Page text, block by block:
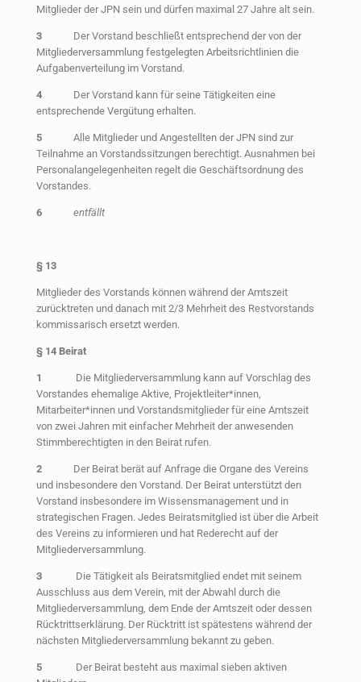
Mitglieder der JPN sein und dürfen maximal 27 Jahre alt sein.
3 Der Vorstand beschließt entsprechend der von der
Mitgliederversammlung festgelegten Arbeitsrichtlinien die
Aufgabenverteilung im Vorstand.
4 Der Vorstand kann für seine Tätigkeiten eine
entsprechende Vergütung erhalten.
5 Alle Mitglieder und Angestellten der JPN sind zur
Teilnahme an Vorstandssitzungen berechtigt. Ausnahmen bei
Personalangelegenheiten regelt die Geschäftsordnung des
Vorstandes.
6 entfällt
§ 13
Mitglieder des Vorstands können während der Amtszeit
zurücktreten und danach mit 2/3 Mehrheit des Restvorstands
kommissarisch ersetzt werden.
§ 14 Beirat
1
Die Mitgliederversammlung kann auf Vorschlag des
Vorstandes ehemalige Aktive, Projektleiter*innen,
Mitarbeiter*innen und Vorstandsmitglieder für eine Amtszeit
von zwei Jahren mit einfacher Mehrheit der anwesenden
Stimmberechtigten in den Beirat rufen.
2 Der Beirat berät auf Anfrage die Organe des Vereins
und insbesondere den Vorstand. Der Beirat unterstützt den
Vorstand insbesondere im Wissensmanagement und in
strategischen Fragen. Jedes Beiratsmitglied ist über die Arbeit
des Vereins zu informieren und hat Rederecht auf der
Mitgliederversammlung.
3 Die Tätigkeit als Beiratsmitglied endet mit seinem
Ausschluss aus dem Verein, mit der Abwahl durch die
Mitgliederversammlung, dem Ende der Amtszeit oder dessen
Rücktrittserklärung. Der Rücktritt ist spätestens während der
nächsten Mitgliederversammlung bekannt zu geben.
5
Der Beirat besteht aus maximal sieben aktiven